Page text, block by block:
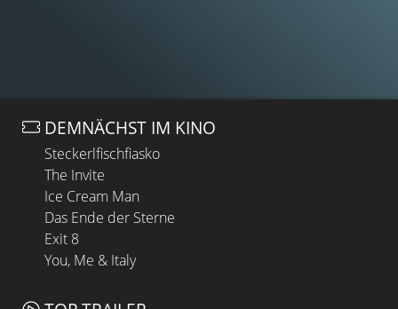
DEMNÄCHST IM KINO
Steckerlfischfiasko
The Invite
Ice Cream Man
Das Ende der Sterne
Exit 8
You, Me & Italy